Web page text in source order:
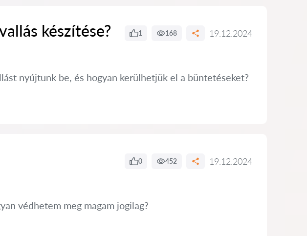
készítése? 1 168 19.12.2024
nyújtunk be, és hogyan kerülhetjük el a büntetéseket?
0 452 19.12.2024
védhetem meg magam jogilag?